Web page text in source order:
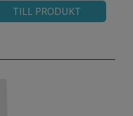
TILL PRODUKT